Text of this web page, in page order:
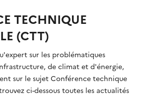
TECHNIQUE
(CTT)
sur les problématiques
de climat et d'énergie,
sur le sujet Conférence technique
ci-dessous toutes les actualités